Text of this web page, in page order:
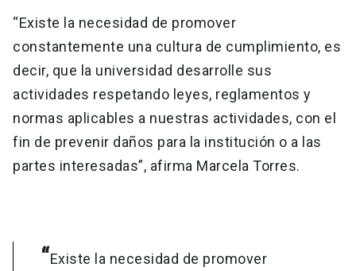
“Existe la necesidad de promover
constantemente una cultura de cumplimiento, es
decir, que la universidad desarrolle sus
actividades respetando leyes, reglamentos y
normas aplicables a nuestras actividades, con el
fin de prevenir daños para la institución o a las
partes interesadas”, afirma Marcela Torres.
“Existe la necesidad de promover